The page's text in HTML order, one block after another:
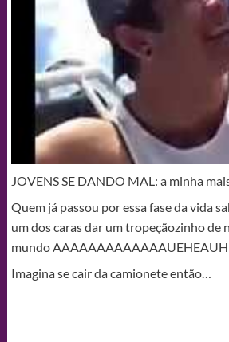
JOVENS SE DANDO MAL: a minha
Quem já passou por essa fase da vida
um dos caras dar um tropeçãozinho de
mundo
Imagina se cair da camionete então…